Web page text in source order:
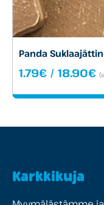
Panda
1.79€ / 18.90€
-
Karkkikuja